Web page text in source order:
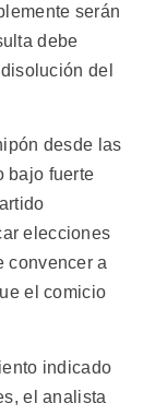
serán
debe
del
desde las
bajo fuerte
elecciones
convencer a
el comicio
indicado
el analista